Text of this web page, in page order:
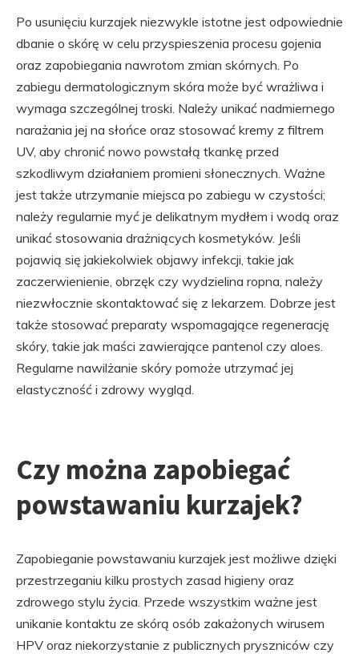
Po usunięciu kurzajek niezwykle istotne jest odpowiednie
dbanie o skórę w celu przyspieszenia procesu gojenia
oraz zapobiegania nawrotom zmian skórnych. Po
zabiegu dermatologicznym skóra może być wrażliwa i
wymaga szczególnej troski. Należy unikać nadmiernego
narażania jej na słońce oraz stosować kremy z filtrem
UV, aby chronić nowo powstałą tkankę przed
szkodliwym działaniem promieni słonecznych. Ważne
jest także utrzymanie miejsca po zabiegu w czystości;
należy regularnie myć je delikatnym mydłem i wodą oraz
unikać stosowania drażniących kosmetyków. Jeśli
pojawią się jakiekolwiek objawy infekcji, takie jak
zaczerwienienie, obrzęk czy wydzielina ropna, należy
niezwłocznie skontaktować się z lekarzem. Dobrze jest
także stosować preparaty wspomagające regenerację
skóry, takie jak maści zawierające pantenol czy aloes.
Regularne nawilżanie skóry pomoże utrzymać jej
elastyczność i zdrowy wygląd.
Czy można zapobiegać
powstawaniu kurzajek?
Zapobieganie powstawaniu kurzajek jest możliwe dzięki
przestrzeganiu kilku prostych zasad higieny oraz
zdrowego stylu życia. Przede wszystkim ważne jest
unikanie kontaktu ze skórą osób zakażonych wirusem
HPV oraz niekorzystanie z publicznych pryszniców czy